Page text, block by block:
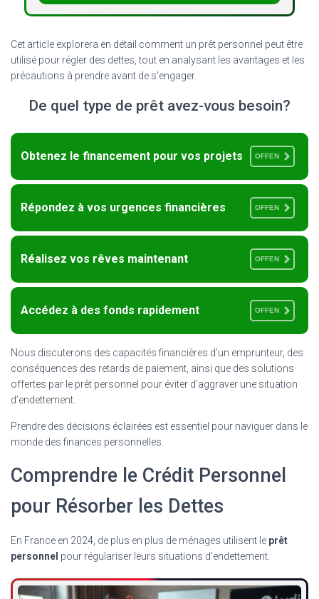
Cet article explorera en détail comment un prêt personnel peut être
utilisé pour régler des dettes, tout en analysant les avantages et les
précautions à prendre avant de s’engager.
De quel type de prêt avez-vous besoin?
Obtenez le financement pour vos projets OFFEN
Répondez à vos urgences financières OFFEN
Réalisez vos rêves maintenant OFFEN
Accédez à des fonds rapidement OFFEN
Nous discuterons des capacités financières d’un emprunteur, des
conséquences des retards de paiement, ainsi que des solutions
offertes par le prêt personnel pour éviter d’aggraver une situation
d’endettement.
Prendre des décisions éclairées est essentiel pour naviguer dans le
monde des finances personnelles.
Comprendre le Crédit Personnel
pour Résorber les Dettes
En France en 2024, de plus en plus de ménages utilisent le prêt
personnel pour régulariser leurs situations d’endettement.